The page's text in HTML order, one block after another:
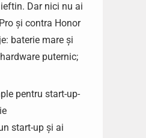
Dar nici nu ai
și contra Honor
baterie mare și
puternic;
pentru start-up-
start-up și ai